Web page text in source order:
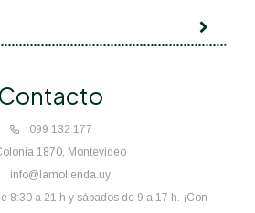
Contacto
099 132 177
1870, Montevideo
info@lamolienda.uy
8:30 a 21 h y sábados de 9 a 17 h. ¡Con